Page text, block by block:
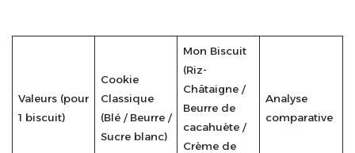
Valeurs (pour
1 biscuit)
Cookie
Classique
(Blé / Beurre /
Sucre blanc)
Mon Biscuit
(Riz-
Châtaigne /
Beurre de
cacahuète /
Crème de
Analyse
comparative